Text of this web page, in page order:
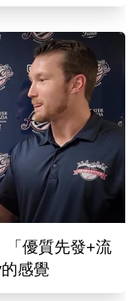
「優質先發+流
感覺